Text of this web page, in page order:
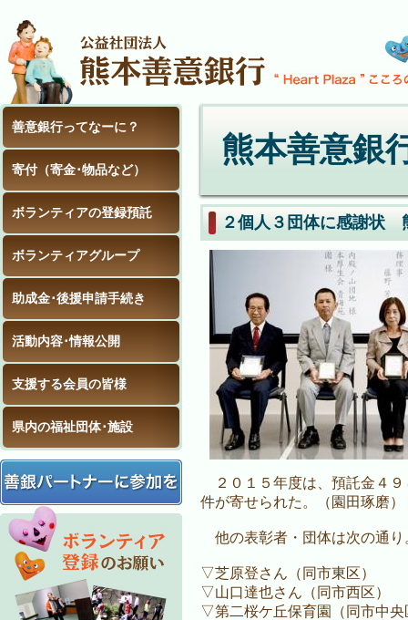
熊本善意銀
２個人３団体に感謝状
２０１５年度は、預託金４９
件が寄せられた。（園田琢磨）
他の表彰者・団体は次の通り
▽芝原登さん（同市東区）
▽山口達也さん（同市西区）
▽第二桜ケ丘保育園（同市中央
善意銀行ってなーに？
寄付（寄金･物品など）
ボランティアの登録預託
ボランティアグループ
助成金･後援申請手続き
活動内容･情報公開
支援する会員の皆様
県内の福祉団体･施設